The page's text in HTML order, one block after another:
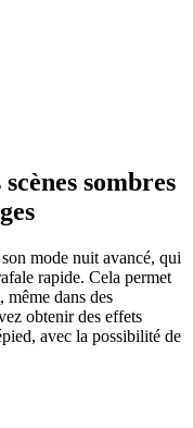
sombres
mode nuit avancé, qui
rapide. Cela permet
même dans des
obtenir des effets
avec la possibilité de